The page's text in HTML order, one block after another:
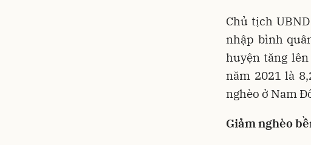
Chủ tịch
nhập bình
huyện tăng
năm 2021 là
nghèo ở Nam
Giảm nghèo